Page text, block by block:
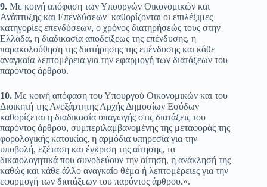
9. Με κοινή απόφαση των Υπουργών Οικονομικών και
Ανάπτυξης και Επενδύσεων καθορίζονται οι επιλέξιμες
κατηγορίες επενδύσεων, ο χρόνος διατηρήσεώς τους στην
Ελλάδα, η διαδικασία αποδείξεως της επένδυσης, η
παρακολούθηση της διατήρησης της επένδυσης και κάθε
αναγκαία λεπτομέρεια για την εφαρμογή των διατάξεων του
παρόντος άρθρου.
10. Με κοινή απόφαση του Υπουργού Οικονομικών και του
Διοικητή της Ανεξάρτητης Αρχής Δημοσίων Εσόδων
καθορίζεται η διαδικασία υπαγωγής στις διατάξεις του
παρόντος άρθρου, συμπεριλαμβανομένης της μεταφοράς της
φορολογικής κατοικίας, η αρμόδια υπηρεσία για την
υποβολή, εξέταση και έγκριση της αίτησης, τα
δικαιολογητικά που συνοδεύουν την αίτηση, η ανάκλησή της
καθώς και κάθε άλλο αναγκαίο θέμα ή λεπτομέρειες για την
εφαρμογή των διατάξεων του παρόντος άρθρου.».